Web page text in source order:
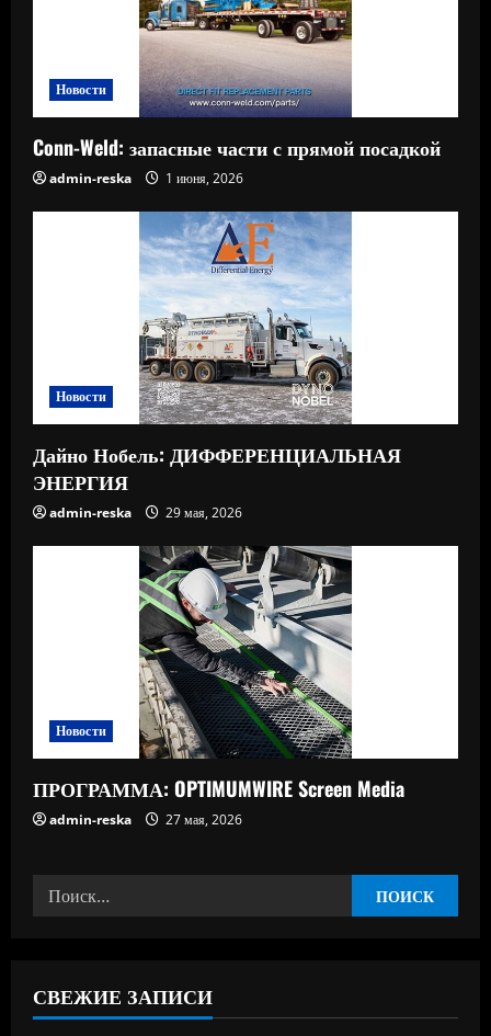
Новости
Conn-Weld: запасные части с прямой посадкой
admin-reska 1 июня, 2026
Новости
Дайно Нобель: ДИФФЕРЕНЦИАЛЬНАЯ
ЭНЕРГИЯ
admin-reska 29 мая, 2026
Новости
ПРОГРАММА: OPTIMUMWIRE Screen Media
admin-reska 27 мая, 2026
Найти:
СВЕЖИЕ ЗАПИСИ